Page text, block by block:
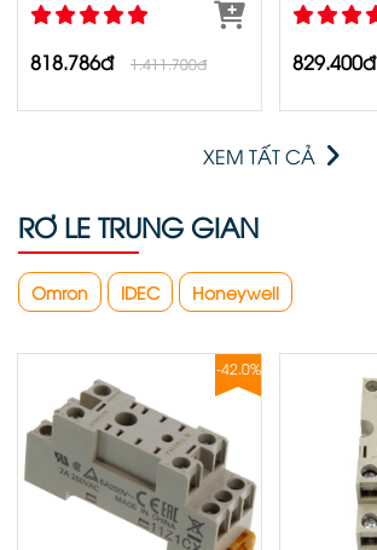
818.786đ 1.411.700đ 829.400đ
XEM TẤT CẢ
RƠ LE TRUNG GIAN
Omron IDEC Honeywell
-42.0%